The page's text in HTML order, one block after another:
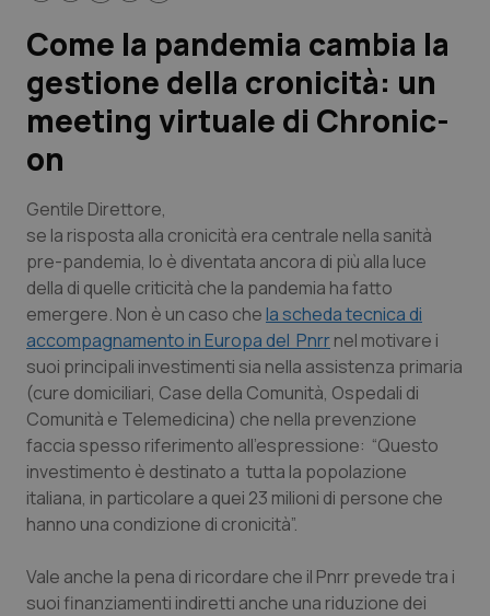
Lavoro e Professioni
Scienza e Farmaci
Studi e Analisi
Lettere al direttore
Edizioni Regionali
QS Pro
Professionisti Sanitari.AI
Abruzzo
Basilicata
Calabria
Campania
QS Pro Gold
Artrite & artrosi
Asma & BPCO
Car-T
QS Club Newsletter
Come la pandemia cambia la
gestione della cronicità: un
meeting virtuale di Chronic-
on
Gentile Direttore,
se la risposta alla cronicità era centrale nella sanità
pre-pandemia, lo è diventata ancora di più alla luce
della di quelle criticità che la pandemia ha fatto
emergere. Non è un caso chela scheda tecnica di
accompagnamento in Europa del Pnrrnel motivare i
suoi principali investimenti sia nella assistenza primaria
(cure domiciliari, Case della Comunità, Ospedali di
Comunità e Telemedicina) che nella prevenzione
faccia spesso riferimento all’espressione: “Questo
investimento è destinato a tutta la popolazione
italiana, in particolare a quei 23 milioni di persone che
hanno una condizione di cronicità”.
Vale anche la pena di ricordare che il Pnrr prevede tra i
suoi finanziamenti indiretti anche una riduzione dei